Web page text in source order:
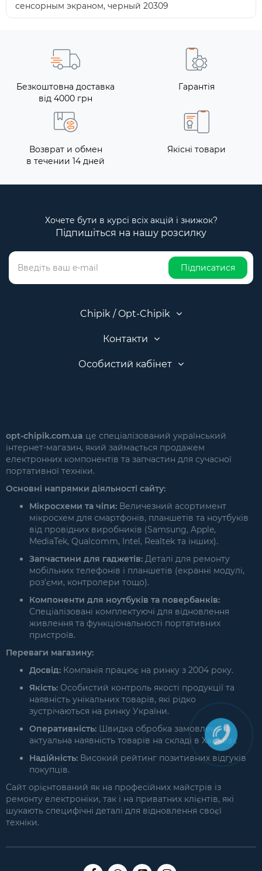
сенсорным экраном, черный 20309
Безкоштовна доставка
від 4000 грн
Гарантія
Возврат и обмен
в течении 14 дней
Якісні товари
Хочете бути в курсі всіх акцій і знижок?
Підпишіться на нашу розсилку
Підписатися
Chipik / Opt-Chipik
Контакти
Особистий кабінет
opt-chipik.com.ua це спеціалізований український
інтернет-магазин, який займається продажем
електронних компонентів та запчастин для сучасної
портативної техніки.
Основні напрямки діяльності сайту:
Мікросхеми та чіпи: Величезний асортимент
мікросхем для смартфонів, планшетів та ноутбуків
від провідних виробників (Samsung, Apple,
MediaTek, Qualcomm, Intel, Realtek та інших).
Запчастини для гаджетів: Деталі для ремонту
мобільних телефонів і планшетів (екранні модулі,
роз'єми, контролери тощо).
Компоненти для ноутбуків та повербанків:
Спеціалізовані комплектуючі для відновлення
живлення та функціональності портативних
пристроїв.
Переваги магазину:
Досвід: Компанія працює на ринку з 2004 року.
Якість: Особистий контроль якості продукції та
наявність унікальних товарів, які рідко
зустрічаються на ринку України.
Оперативність: Швидка обробка замовлень та
актуальна наявність товарів на складі в Харкові.
Надійність: Високий рейтинг позитивних відгуків
покупців.
Сайт орієнтований як на професійних майстрів із
ремонту електроніки, так і на приватних клієнтів, які
шукають специфічні деталі для відновлення своєї
техніки.